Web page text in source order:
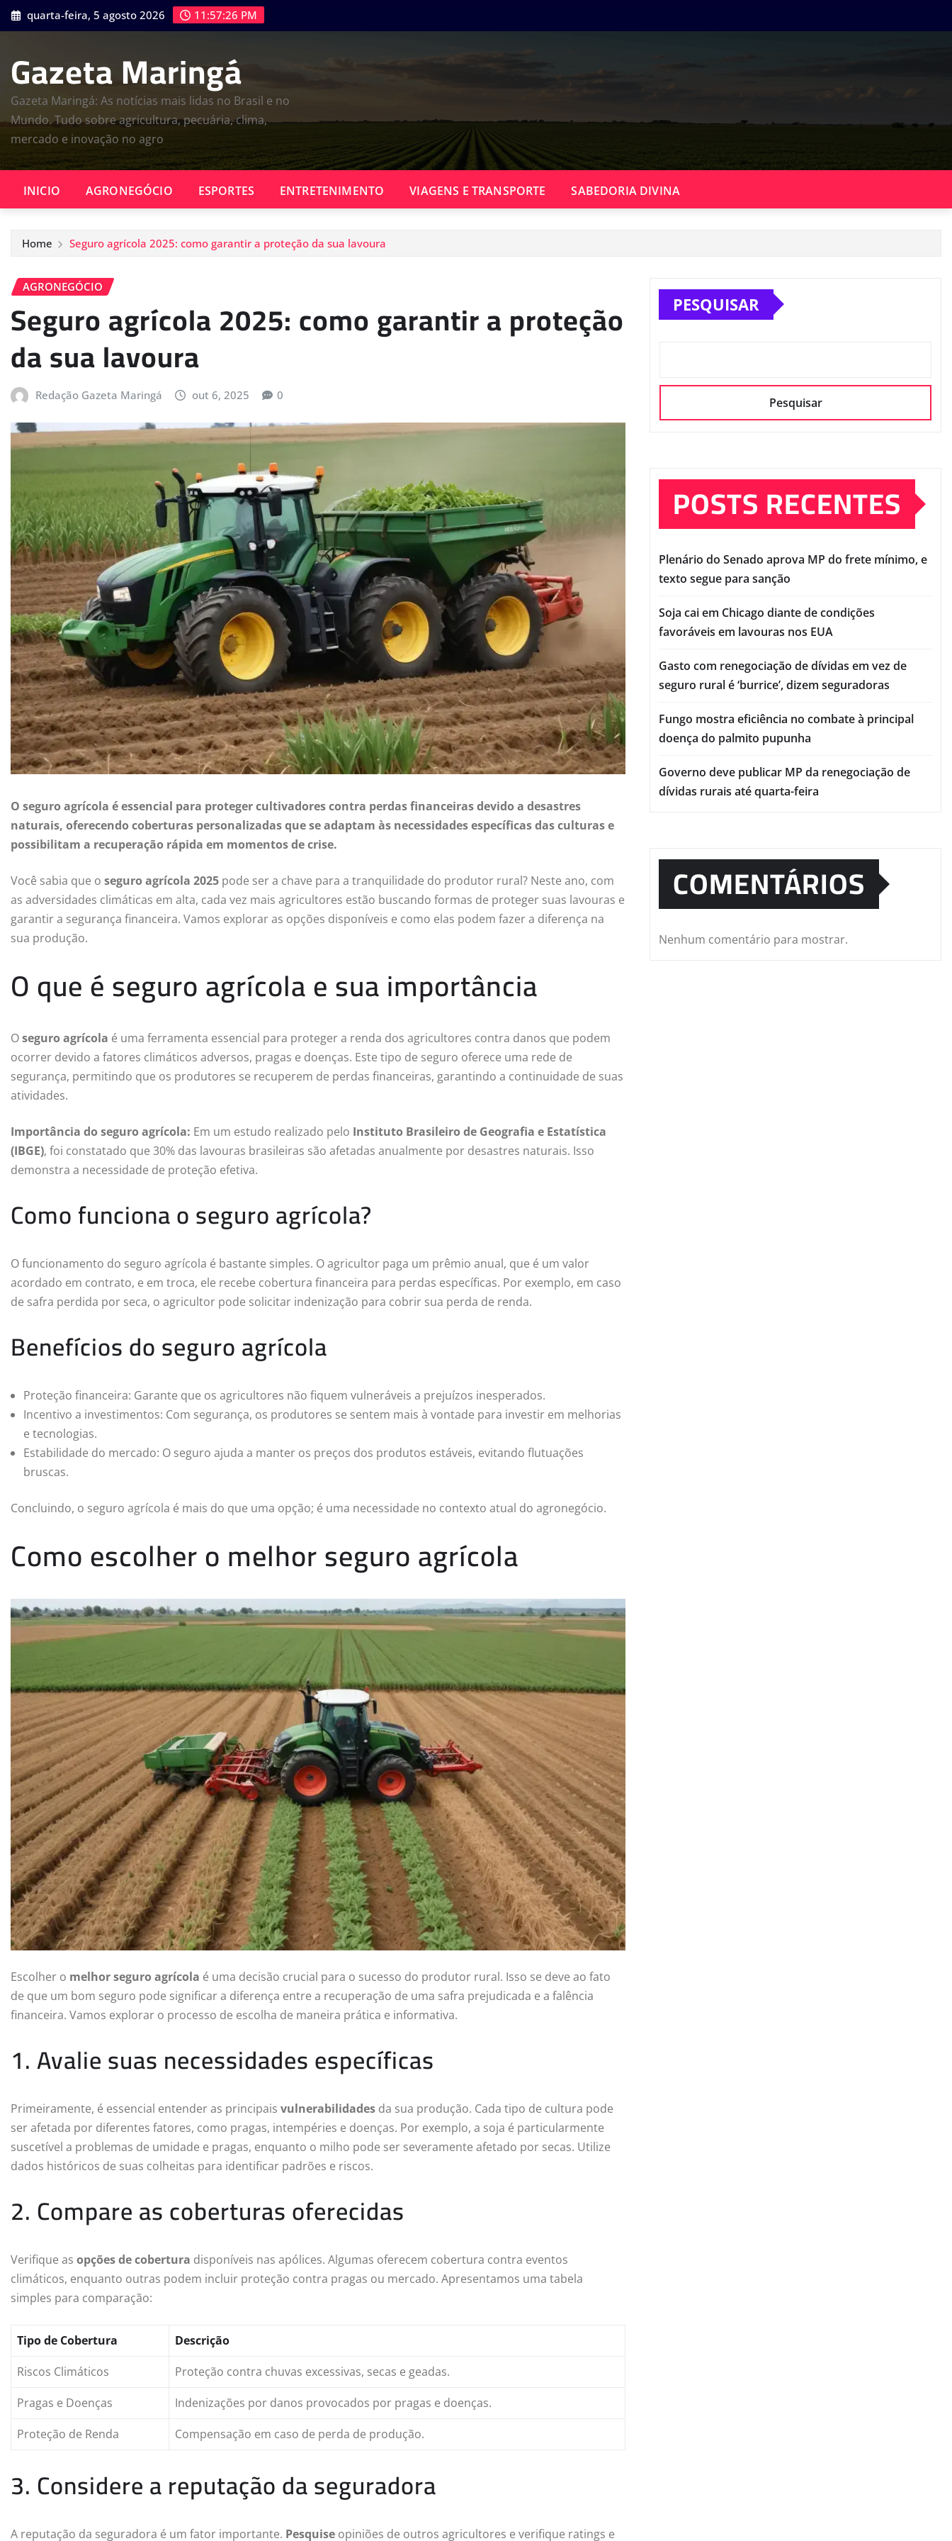
Skip
to
quarta-feira, 5 agosto 2026 11:57:28 PM
Gazeta Maringá
Gazeta Maringá: As notícias mais lidas no Brasil e no
Mundo. Tudo sobre agricultura, pecuária, clima,
mercado e inovação no agro
INICIO AGRONEGÓCIO ESPORTES ENTRETENIMENTO VIAGENS E TRANSPORTE SABEDORIA DIVINA
Home Seguro agrícola 2025: como garantir a proteção da sua lavoura
AGRONEGÓCIO
Seguro agrícola 2025: como garantir a proteção
da sua lavoura
Redação Gazeta Maringá out 6, 2025 0
O seguro agrícola é essencial para proteger cultivadores contra perdas financeiras devido a desastres
naturais, oferecendo coberturas personalizadas que se adaptam às necessidades específicas das culturas e
possibilitam a recuperação rápida em momentos de crise.
Você sabia que o seguro agrícola 2025 pode ser a chave para a tranquilidade do produtor rural? Neste ano, com
as adversidades climáticas em alta, cada vez mais agricultores estão buscando formas de proteger suas lavouras e
garantir a segurança financeira. Vamos explorar as opções disponíveis e como elas podem fazer a diferença na
sua produção.
O que é seguro agrícola e sua importância
Oseguro agrícola é uma ferramenta essencial para proteger a renda dos agricultores contra danos que podem
ocorrer devido a fatores climáticos adversos, pragas e doenças. Este tipo de seguro oferece uma rede de
segurança, permitindo que os produtores se recuperem de perdas financeiras, garantindo a continuidade de suas
atividades.
Importância do seguro agrícola: Em um estudo realizado pelo Instituto Brasileiro de Geografia e Estatística
(IBGE), foi constatado que 30% das lavouras brasileiras são afetadas anualmente por desastres naturais. Isso
demonstra a necessidade de proteção efetiva.
Como funciona o seguro agrícola?
O funcionamento do seguro agrícola é bastante simples. O agricultor paga um prêmio anual, que é um valor
acordado em contrato, e em troca, ele recebe cobertura financeira para perdas específicas. Por exemplo, em caso
de safra perdida por seca, o agricultor pode solicitar indenização para cobrir sua perda de renda.
Benefícios do seguro agrícola
Proteção financeira: Garante que os agricultores não fiquem vulneráveis a prejuízos inesperados.
Incentivo a investimentos: Com segurança, os produtores se sentem mais à vontade para investir em melhorias
e tecnologias.
Estabilidade do mercado: O seguro ajuda a manter os preços dos produtos estáveis, evitando flutuações
bruscas.
Concluindo, o seguro agrícola é mais do que uma opção; é uma necessidade no contexto atual do agronegócio.
Como escolher o melhor seguro agrícola
Escolher o melhor seguro agrícola é uma decisão crucial para o sucesso do produtor rural. Isso se deve ao fato
de que um bom seguro pode significar a diferença entre a recuperação de uma safra prejudicada e a falência
financeira. Vamos explorar o processo de escolha de maneira prática e informativa.
1. Avalie suas necessidades específicas
Primeiramente, é essencial entender as principais vulnerabilidades da sua produção. Cada tipo de cultura pode
ser afetada por diferentes fatores, como pragas, intempéries e doenças. Por exemplo, a soja é particularmente
suscetível a problemas de umidade e pragas, enquanto o milho pode ser severamente afetado por secas. Utilize
dados históricos de suas colheitas para identificar padrões e riscos.
2. Compare as coberturas oferecidas
Verifique as opções de cobertura disponíveis nas apólices. Algumas oferecem cobertura contra eventos
climáticos, enquanto outras podem incluir proteção contra pragas ou mercado. Apresentamos uma tabela
simples para comparação:
Tipo de Cobertura
Descrição
Riscos Climáticos
Proteção contra chuvas excessivas, secas e geadas.
Pragas e Doenças
Indenizações por danos provocados por pragas e doenças.
Proteção de Renda
Compensação em caso de perda de produção.
3. Considere a reputação da seguradora
A reputação da seguradora é um fator importante. Pesquise opiniões de outros agricultores e verifique ratings e
PESQUISAR
Pesquisar
POSTS RECENTES
Plenário do Senado aprova MP do frete mínimo, e
texto segue para sanção
Soja cai em Chicago diante de condições
favoráveis em lavouras nos EUA
Gasto com renegociação de dívidas em vez de
seguro rural é ‘burrice’, dizem seguradoras
Fungo mostra eficiência no combate à principal
doença do palmito pupunha
Governo deve publicar MP da renegociação de
dívidas rurais até quarta-feira
COMENTÁRIOS
Nenhum comentário para mostrar.